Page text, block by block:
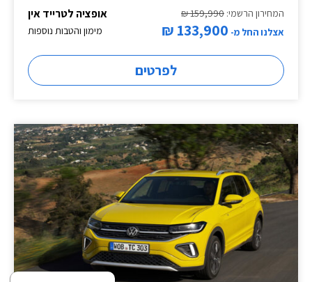
אופציה לטרייד אין
המחירון הרשמי: 159,990 ₪
מימון והטבות נוספות
אצלנו החל מ- 133,900 ₪
לפרטים